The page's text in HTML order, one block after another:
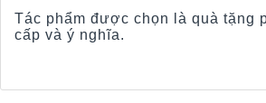
Tác phẩm được chọn là quà tặng
cấp và ý nghĩa.